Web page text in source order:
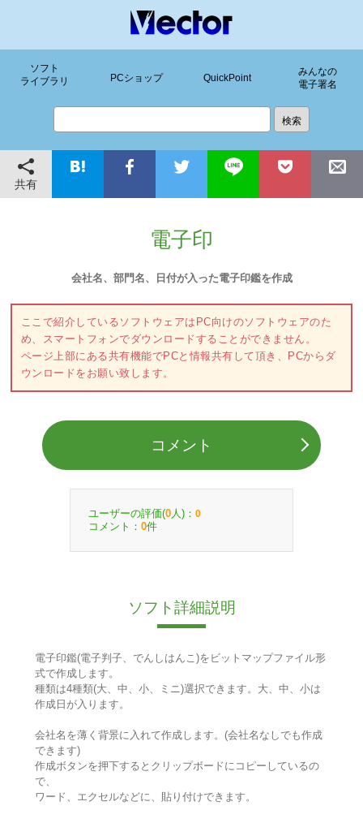
ソフト
ライブラリ
PCショップ QuickPoint
みんなの
電子署名
共有
電子印
会社名、部門名、日付が入った電子印鑑を作成
ここで紹介しているソフトウェアはPC向けのソフトウェアのた
め、スマートフォンでダウンロードすることができません。
ページ上部にある共有機能でPCと情報共有して頂き、PCからダ
ウンロードをお願い致します。
コメント
ユーザーの評価(0 人)： 0
コメント： 0件
ソフト詳細説明
電子印鑑(電子判子、でんしはんこ)をビットマップファイル形
式で作成します。
種類は4種類(大、中、小、ミニ)選択できます。大、中、小は
作成日が入ります。
会社名を薄く背景に入れて作成します。(会社名なしでも作成
できます)
作成ボタンを押下するとクリップボードにコピーしているの
で、
ワード、エクセルなどに、貼り付けできます。